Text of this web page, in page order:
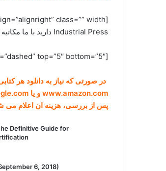
Industrial Press دارید با ما مکاتبه کنید.[/box]
[divider style=”dashed” top=”5″ bottom=”5″]
در صورتی که نیاز به دانلود هر
www.amazon.com و یا books.google.com برای ما ارسال کنید (راههای ارتباطی در صفحه
پس از بررسی، هزینه ان اعلام می
Definitive Guide for
6, 2018)